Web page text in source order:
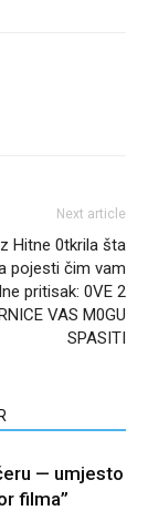
Next article
Hitne 0tkrila šta
pojesti čim vam
pritisak: 0VE 2
VAS M0GU
SPASITI
— umjesto
filma”